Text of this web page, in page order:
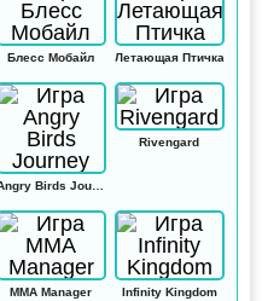
Блесс Мобайл
Летающая Птичка
Angry Birds Journey
Rivengard
MMA Manager Infinity Kingdom